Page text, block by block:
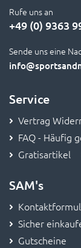
Rufe uns an
+49 (0) 9363
Sende uns eine
info
Service
Vertrag
FAQ - Häufig
Gratisartikel
SAM's
Sicher
Gutscheine